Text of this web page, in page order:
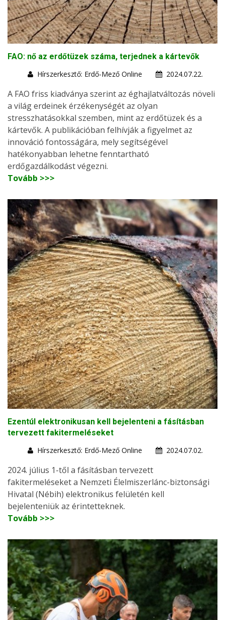
FAO: nő az erdőtüzek száma, terjednek a kártevők
Hírszerkesztő: Erdő-Mező Online
2024.07.22.
A FAO friss kiadványa szerint az éghajlatváltozás növeli
a világ erdeinek érzékenységét az olyan
stresszhatásokkal szemben, mint az erdőtüzek és a
kártevők. A publikációban felhívják a figyelmet az
innováció fontosságára, mely segítségével
hatékonyabban lehetne fenntartható
erdőgazdálkodást végezni.
Tovább >>>
Ezentúl elektronikusan kell bejelenteni a fásításban
tervezett fakitermeléseket
Hírszerkesztő: Erdő-Mező Online
2024.07.02.
2024. július 1-től a fásításban tervezett
fakitermeléseket a Nemzeti Élelmiszerlánc-biztonsági
Hivatal (Nébih) elektronikus felületén kell
bejelenteniük az érintetteknek.
Tovább >>>